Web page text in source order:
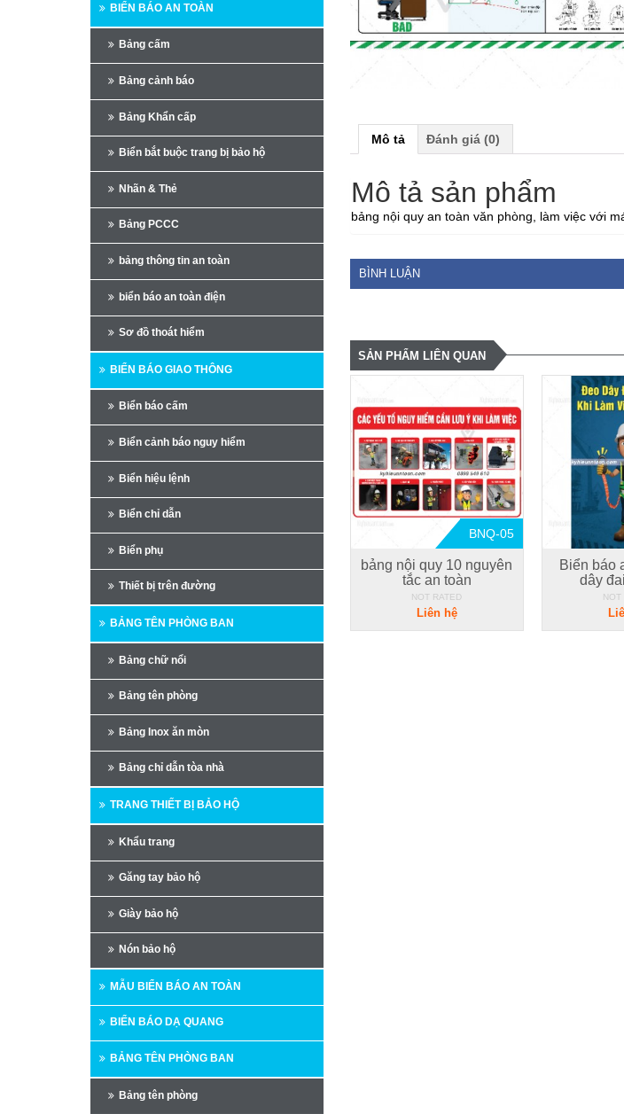
Mô tả Đánh giá (0)
Mô tả sản phẩm
bảng nội quy an toàn văn phòng, làm việc với
BÌNH LUẬN
SẢN PHẨM LIÊN QUAN
BNQ-05
bảng nội quy 10 nguyên
tắc an toàn
NOT RATED
Liên hệ
Biển báo
dây
NOT
BIỂN BÁO AN TOÀN
Bảng cấm
Bảng cảnh báo
Bảng Khẩn cấp
Biển bắt buộc trang bị bảo hộ
Nhãn & Thẻ
Bảng PCCC
bảng thông tin an toàn
biển báo an toàn điện
Sơ đồ thoát hiểm
BIỂN BÁO GIAO THÔNG
Biển báo cấm
Biển cảnh báo nguy hiểm
Biển hiệu lệnh
Biển chỉ dẫn
Biển phụ
Thiết bị trên đường
BẢNG TÊN PHÒNG BAN
Bảng chữ nổi
Bảng tên phòng
Bảng Inox ăn mòn
Bảng chỉ dẫn tòa nhà
TRANG THIẾT BỊ BẢO HỘ
Khẩu trang
Găng tay bảo hộ
Giày bảo hộ
Nón bảo hộ
MẪU BIỂN BÁO AN TOÀN
BIỂN BÁO DẠ QUANG
BẢNG TÊN PHÒNG BAN
Bảng tên phòng